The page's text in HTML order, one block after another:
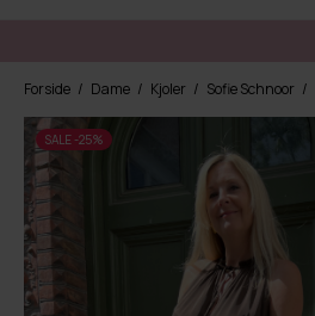
Forside Dame Kjoler Sofie Schnoor
SALE -25%